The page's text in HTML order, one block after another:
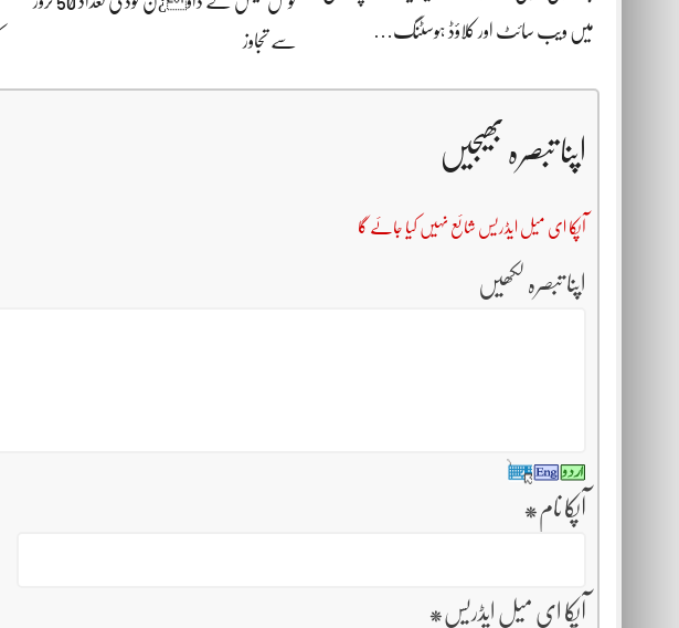
میں ویب سائٹ اور کلاؤڈ ہوسٹنگ…
سے تجاوز
اپنا تبصرہ بھیجیں
آپکا ای میل ایڈریس شائع نہیں کیا جائے گا
اپنا تبصرہ لکھیں
آپکا نام *
آپکا ای میل ایڈریس *